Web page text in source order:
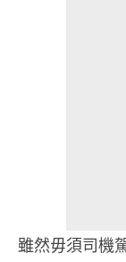
雖然毋須司機